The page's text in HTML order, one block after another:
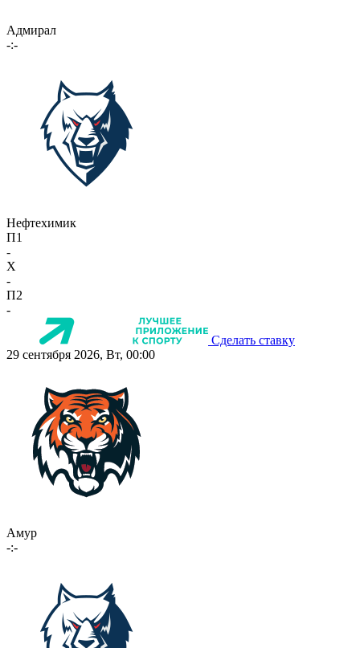
Адмирал
-:-
Нефтехимик
П1
-
X
-
П2
-
Сделать ставку
29 сентября 2026, Вт, 00:00
Амур
-:-